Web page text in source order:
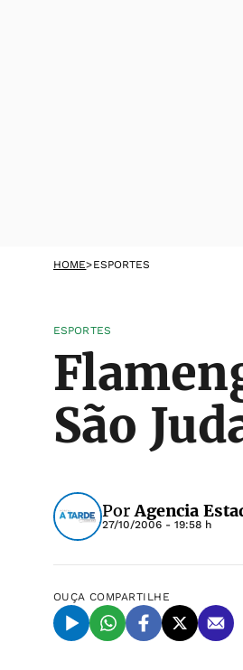
HOME>ESPORTES
ESPORTES
São
PorAgencia
27/10/2006 - 19:58 h
OUÇA COMPARTILHE